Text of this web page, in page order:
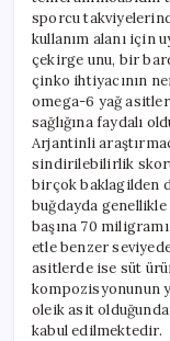
sporcu
kullanım alanı için
çekirge unu, bir
çinko ihtiyacının
omega-6 yağ
sağlığına faydalı
Arjantinli
sindirilebilirlik skoru
birçok baklagilden
buğdayda
başına 70
etle benzer
asitlerde ise süt
kompozisyonunun
oleik asit
kabul edilmektedir.